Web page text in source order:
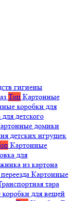
гигиены
Топ Картонные
коробки для
детского
домики
детских игрушек
Картонные
для
из картона
Картонные
тара
для вещей